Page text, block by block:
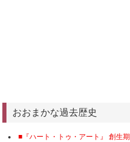
おおまかな過去歴史
■『ハート・トゥ・アート』 創生期